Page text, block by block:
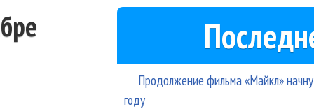
Продолжение фильма «Майкл»
году